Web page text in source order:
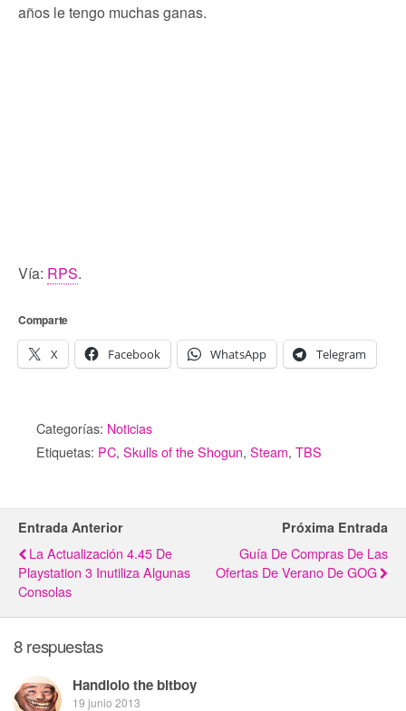
años le tengo muchas ganas.
Vía: RPS.
Comparte
X Facebook WhatsApp Telegram
Categorías: Noticias
Etiquetas: PC, Skulls of the Shogun, Steam, TBS
Entrada Anterior
La Actualización 4.45 De
Playstation 3 Inutiliza Algunas
Consolas
Próxima Entrada
Guía De Compras De Las
Ofertas De Verano De GOG
8 respuestas
Handlolo the bitboy
19 junio 2013